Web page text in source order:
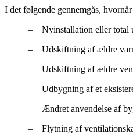
I det følgende gennemgås,
– Nyinstallation eller total
– Udskiftning af ældre
– Udskiftning af ældre
– Udbygning af et
– Ændret anvendelse af
– Flytning af